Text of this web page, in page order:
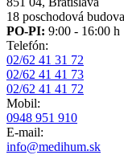
18 poschodová
PO-PI: 9:00 - 16:00 h
Telefón:
02/62 41 31 72
02/62 41 41 73
02/62 41 41 72
Mobil:
0948 951 910
E-mail:
info@medihum.sk